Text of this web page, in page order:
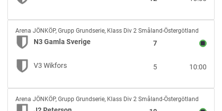
N3
Gamla
Sverige
vs
V3
Arena JÖNKÖP, Grupp Grundserie, Klass Div 2 Småland-Östergötland
N3 Gamla Sverige 7
V3 Wikfors 10:00
5
J2
Peterson
Arena JÖNKÖP, Grupp Grundserie, Klass Div 2 Småland-Östergötland